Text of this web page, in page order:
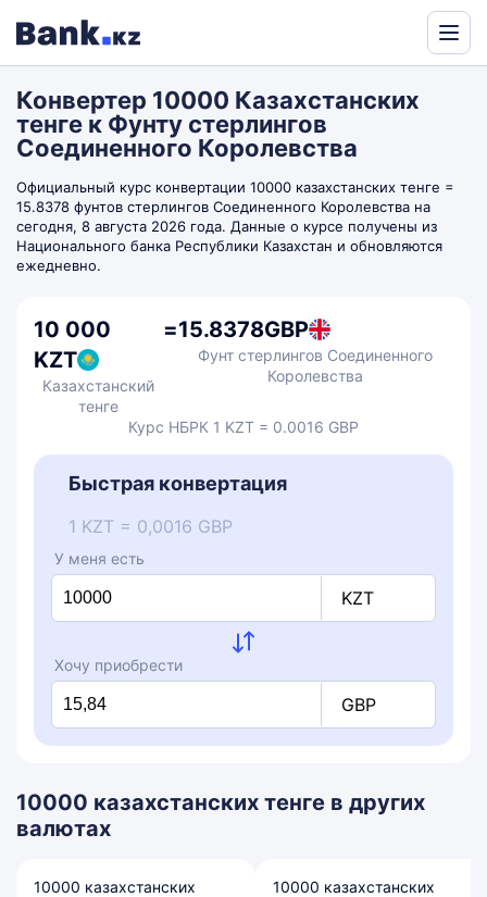
by
Translate
Конвертер 10000 Казахстанских
тенге к Фунту стерлингов
Соединенного Королевства
Официальный курс конвертации 10000 казахстанских тенге =
15.8378 фунтов стерлингов Соединенного Королевства на
сегодня, 8 августа 2026 года. Данные о курсе получены из
Национального банка Республики Казахстан и обновляются
ежедневно.
10 000
KZT
Казахстанский
тенге
=15.8378GBP
Фунт стерлингов Соединенного
Королевства
Курс НБРК 1 KZT = 0.0016 GBP
Быстрая конвертация
1 KZT = 0,0016 GBP
У меня есть
KZT
Хочу приобрести
GBP
10000 казахстанских тенге в других
валютах
10000 казахстанских
10000 казахстанских